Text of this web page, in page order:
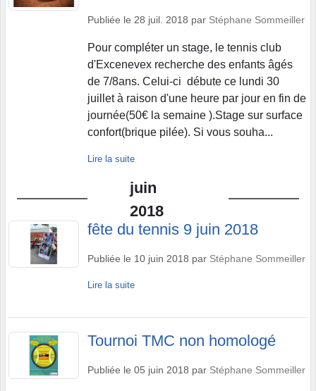
Publiée le 28 juil. 2018 par Stéphane Sommeiller
Pour compléter un stage, le tennis club
d'Excenevex recherche des enfants âgés
de 7/8ans. Celui-ci débute ce lundi 30
juillet à raison d'une heure par jour en fin de
journée(50€ la semaine ).Stage sur surface
confort(brique pilée). Si vous souha...
Lire la suite
juin
2018
fête du tennis 9 juin 2018
Publiée le 10 juin 2018 par Stéphane Sommeiller
Lire la suite
Tournoi TMC non homologé
Publiée le 05 juin 2018 par Stéphane Sommeiller